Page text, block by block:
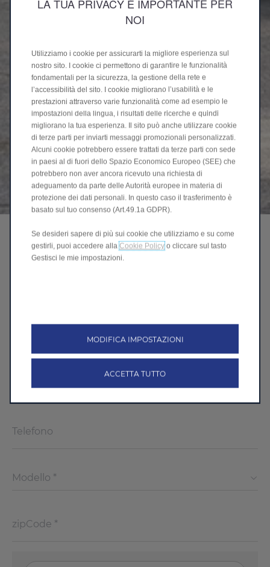
Richiedi Test Drive
Modello *
NOI
Utilizziamo i cookie per assicurarti la migliore esperienza sul
nostro sito. I cookie ci permettono di garantire le funzionalità
fondamentali per la sicurezza, la gestione della rete e
l’accessibilità del sito. I cookie migliorano l’usabilità e le
prestazioni attraverso varie funzionalità come ad esempio le
impostazioni della lingua, i risultati delle ricerche e quindi
migliorano la tua esperienza. Il sito può anche utilizzare cookie
di terze parti per inviarti messaggi promozionali personalizzati.
Alcuni cookie potrebbero essere trattati da terze parti con sede
in paesi al di fuori dello Spazio Economico Europeo (SEE) che
potrebbero non aver ancora ricevuto una richiesta di
adeguamento da parte delle Autorità europee in materia di
protezione dei dati personali. In questo caso il trasferimento è
basato sul tuo consenso (Art.49.1a GDPR).
Se desideri sapere di più sui cookie che utilizziamo e su come
gestirli, puoi accedere alla Cookie Policy o cliccare sul tasto
Gestisci le mie impostazioni.
MODIFICA IMPOSTAZIONI
ACCETTA TUTTO